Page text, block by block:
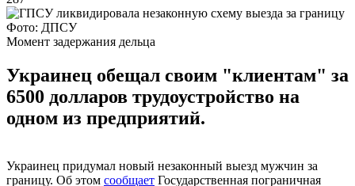
Фото: ДПСУ
Момент задержания дельца
Украинец обещал своим "клиентам" за
6500 долларов трудоустройство на
одном из предприятий.
Украинец придумал новый незаконный выезд мужчин за
границу. Об этом сообщает Государственная пограничная